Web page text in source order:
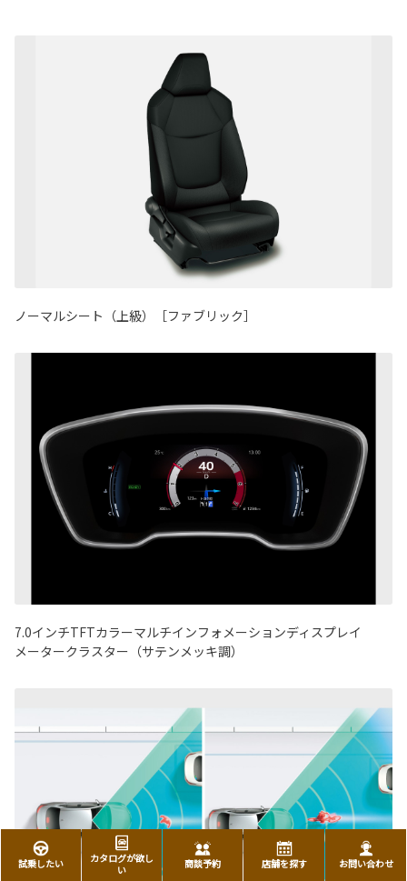
ノーマルシート（上級）［ファブリック］
7.0インチTFTカラーマルチインフォメーションディスプレイ
メータークラスター（サテンメッキ調）
試乗したい
カタログが欲し
い
商談予約 店舗を探す お問い合わせ